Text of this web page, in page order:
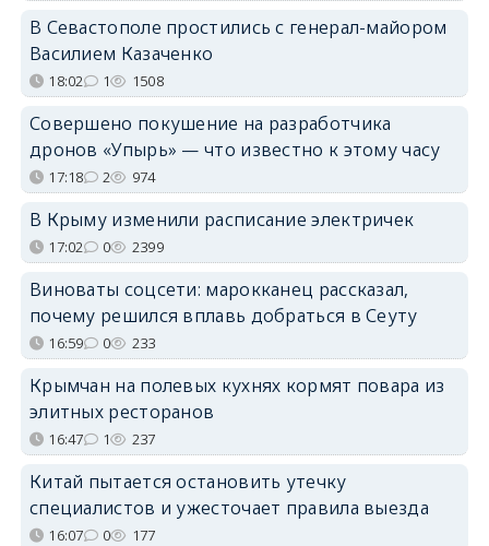
В Севастополе простились с генерал-майором
Василием Казаченко
18:02 1 1508
Совершено покушение на разработчика
дронов «Упырь» — что известно к этому часу
17:18 2 974
В Крыму изменили расписание электричек
17:02 0 2399
Виноваты соцсети: марокканец рассказал,
почему решился вплавь добраться в Сеуту
16:59 0 233
Крымчан на полевых кухнях кормят повара из
элитных ресторанов
16:47 1 237
Китай пытается остановить утечку
специалистов и ужесточает правила выезда
16:07 0 177